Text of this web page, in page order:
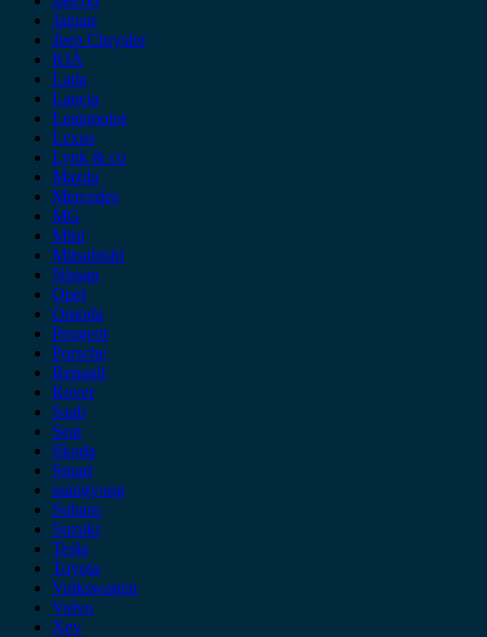
Jaguar
Jeep Chrysler
KIA
Lada
Lancia
Leapmotor
Lexus
Lynk & co
Mazda
Mercedes
MG
Mini
Mitsubishi
Nissan
Opel
Omoda
Peugeot
Porsche
Renault
Rover
Saab
Seat
Skoda
Smart
ssangyong
Subaru
Suzuki
Tesla
Toyota
Volkswagen
Volvo
Xev